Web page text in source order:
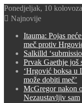
Ponedjeljak, 10
Najnovije
Itauma: Pojas
meč protiv
Salkilld
Prvak Gaethje još
‘Hrgović boksa u
može dobiti meč’
McGregor nakon
Nezaustavljiv sam